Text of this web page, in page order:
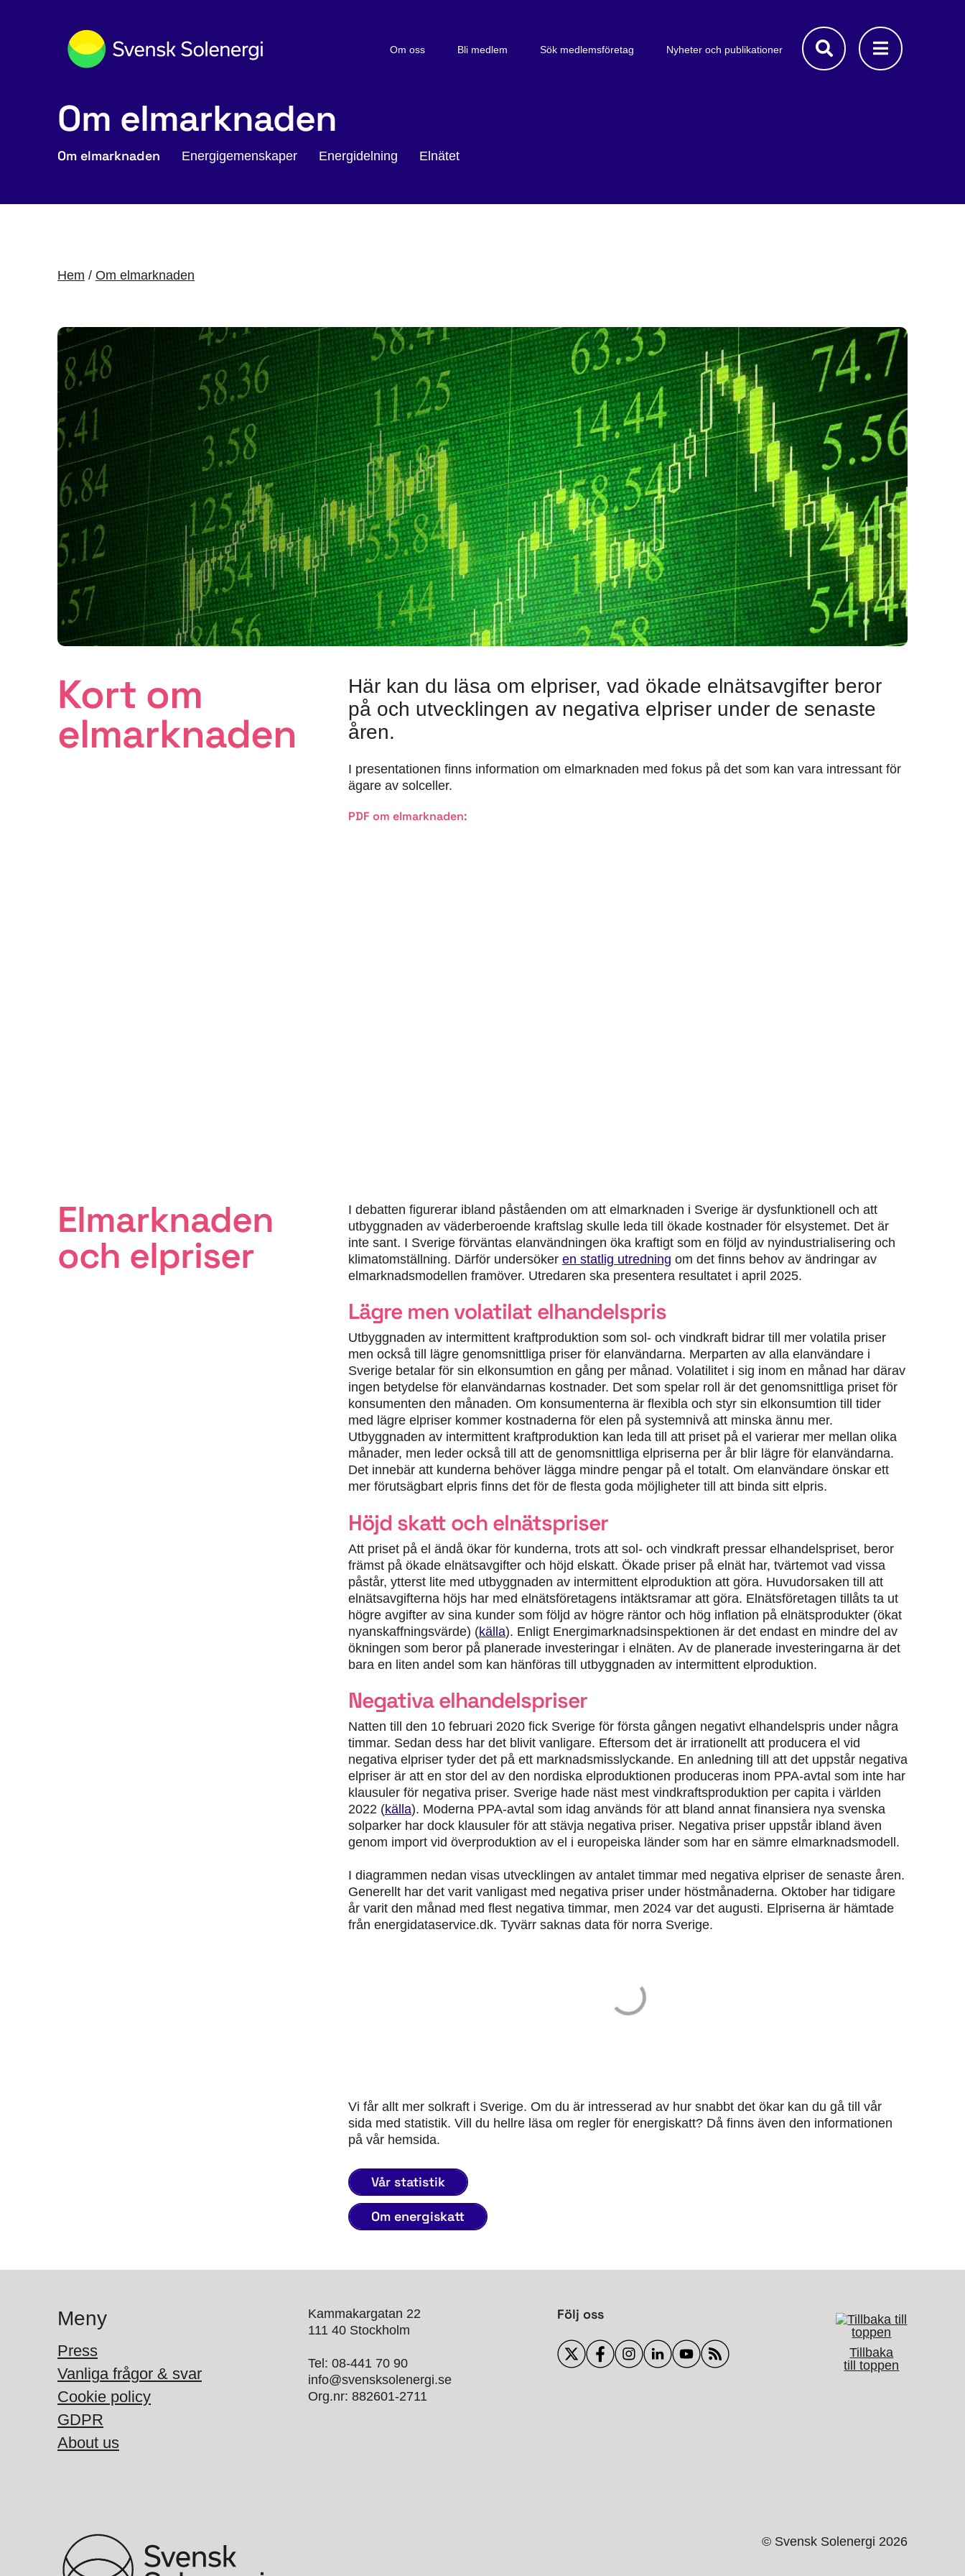
Om oss Bli medlem Sök medlemsföretag Nyheter och publikationer
Om elmarknaden
Om elmarknaden Energigemenskaper Energidelning Elnätet
Hem / Om elmarknaden
Kort om
elmarknaden
Här kan du läsa om elpriser, vad ökade elnätsavgifter beror
på och utvecklingen av negativa elpriser under de senaste
åren.
I presentationen finns information om elmarknaden med fokus på det som kan vara intressant för
ägare av solceller.
PDF om elmarknaden:
Elmarknaden
och elpriser
I debatten figurerar ibland påståenden om att elmarknaden i Sverige är dysfunktionell och att
utbyggnaden av väderberoende kraftslag skulle leda till ökade kostnader för elsystemet. Det är
inte sant. I Sverige förväntas elanvändningen öka kraftigt som en följd av nyindustrialisering och
klimatomställning. Därför undersöker en statlig utredning om det finns behov av ändringar av
elmarknadsmodellen framöver. Utredaren ska presentera resultatet i april 2025.
Lägre men volatilat elhandelspris
Utbyggnaden av intermittent kraftproduktion som sol- och vindkraft bidrar till mer volatila priser
men också till lägre genomsnittliga priser för elanvändarna. Merparten av alla elanvändare i
Sverige betalar för sin elkonsumtion en gång per månad. Volatilitet i sig inom en månad har därav
ingen betydelse för elanvändarnas kostnader. Det som spelar roll är det genomsnittliga priset för
konsumenten den månaden. Om konsumenterna är flexibla och styr sin elkonsumtion till tider
med lägre elpriser kommer kostnaderna för elen på systemnivå att minska ännu mer.
Utbyggnaden av intermittent kraftproduktion kan leda till att priset på el varierar mer mellan olika
månader, men leder också till att de genomsnittliga elpriserna per år blir lägre för elanvändarna.
Det innebär att kunderna behöver lägga mindre pengar på el totalt. Om elanvändare önskar ett
mer förutsägbart elpris finns det för de flesta goda möjligheter till att binda sitt elpris.
Höjd skatt och elnätspriser
Att priset på el ändå ökar för kunderna, trots att sol- och vindkraft pressar elhandelspriset, beror
främst på ökade elnätsavgifter och höjd elskatt. Ökade priser på elnät har, tvärtemot vad vissa
påstår, ytterst lite med utbyggnaden av intermittent elproduktion att göra. Huvudorsaken till att
elnätsavgifterna höjs har med elnätsföretagens intäktsramar att göra. Elnätsföretagen tillåts ta ut
högre avgifter av sina kunder som följd av högre räntor och hög inflation på elnätsprodukter (ökat
nyanskaffningsvärde) (källa). Enligt Energimarknadsinspektionen är det endast en mindre del av
ökningen som beror på planerade investeringar i elnäten. Av de planerade investeringarna är det
bara en liten andel som kan hänföras till utbyggnaden av intermittent elproduktion.
Negativa elhandelspriser
Natten till den 10 februari 2020 fick Sverige för första gången negativt elhandelspris under några
timmar. Sedan dess har det blivit vanligare. Eftersom det är irrationellt att producera el vid
negativa elpriser tyder det på ett marknadsmisslyckande. En anledning till att det uppstår negativa
elpriser är att en stor del av den nordiska elproduktionen produceras inom PPA-avtal som inte har
klausuler för negativa priser. Sverige hade näst mest vindkraftsproduktion per capita i världen
2022 (källa). Moderna PPA-avtal som idag används för att bland annat finansiera nya svenska
solparker har dock klausuler för att stävja negativa priser. Negativa priser uppstår ibland även
genom import vid överproduktion av el i europeiska länder som har en sämre elmarknadsmodell.
I diagrammen nedan visas utvecklingen av antalet timmar med negativa elpriser de senaste åren.
Generellt har det varit vanligast med negativa priser under höstmånaderna. Oktober har tidigare
år varit den månad med flest negativa timmar, men 2024 var det augusti. Elpriserna är hämtade
från energidataservice.dk. Tyvärr saknas data för norra Sverige.
Vi får allt mer solkraft i Sverige. Om du är intresserad av hur snabbt det ökar kan du gå till vår
sida med statistik. Vill du hellre läsa om regler för energiskatt? Då finns även den informationen
på vår hemsida.
Vår statistik
Om energiskatt
Meny
Press
Vanliga frågor & svar
Cookie policy
GDPR
About us
Kammakargatan 22
111 40 Stockholm
Tel: 08-441 70 90
info@svensksolenergi.se
Org.nr: 882601-2711
Följ oss
Tillbaka
till toppen
© Svensk Solenergi 2026